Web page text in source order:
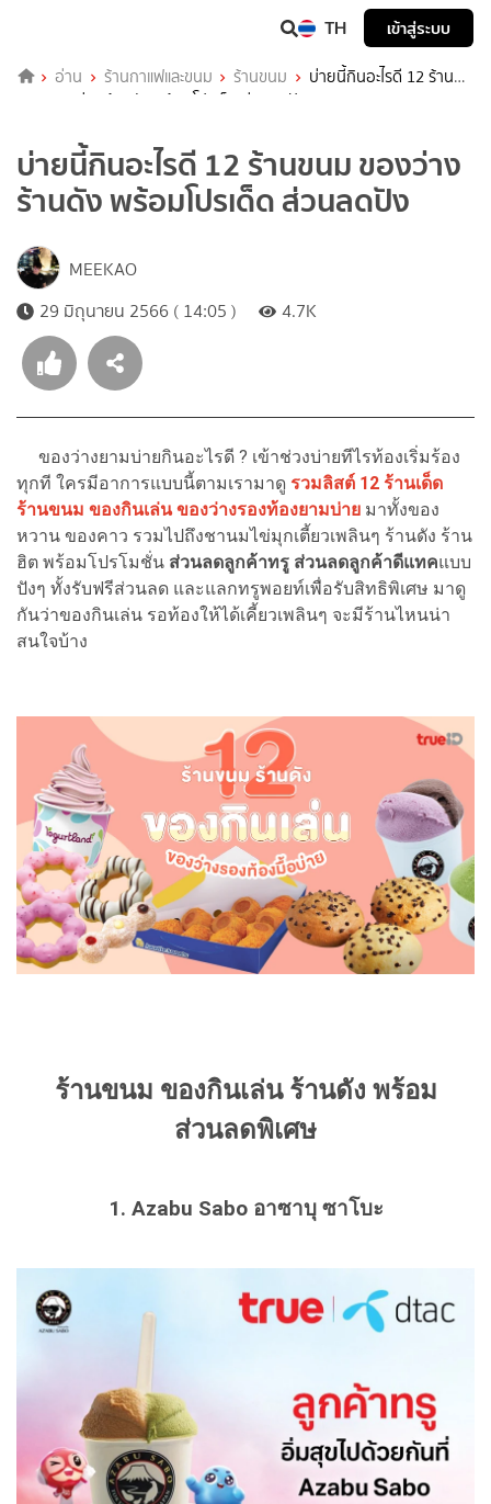
TH เข้าสู่ระบบ
อ่าน ร้านกาแฟและขนม ร้านขนม
บ่ายนี้กินอะไรดี 12 ร้าน
ขนม ของว่าง ร้านดัง พร้อมโปรเด็ด ส่วนลดปัง
บ่ายนี้กินอะไรดี 12 ร้านขนม ของว่าง
ร้านดัง พร้อมโปรเด็ด ส่วนลดปัง
MEEKAO
29 มิถุนายน 2566 ( 14:05 )
4.7K
ของว่างยามบ่ายกินอะไรดี ? เข้าช่วงบ่ายทีไรท้องเริ่มร้อง
ทุกที ใครมีอาการแบบนี้ตามเรามาดู รวมลิสต์ 12 ร้านเด็ด
ร้านขนม ของกินเล่น ของว่างรองท้องยามบ่าย มาทั้งของ
หวาน ของคาว รวมไปถึงชานมไข่มุกเตี้ยวเพลินๆ ร้านดัง ร้าน
ฮิต พร้อมโปรโมชั่น ส่วนลดลูกค้าทรู ส่วนลดลูกค้าดีแทคแบบ
ปังๆ ทั้งรับฟรีส่วนลด และแลกทรูพอยท์เพื่อรับสิทธิพิเศษ มาดู
กันว่าของกินเล่น รอท้องให้ได้เคี้ยวเพลินๆ จะมีร้านไหนน่า
สนใจบ้าง
ร้านขนม ของกินเล่น ร้านดัง พร้อม
ส่วนลดพิเศษ
1. Azabu Sabo อาซาบุ ซาโบะ